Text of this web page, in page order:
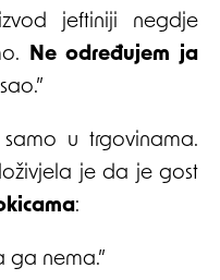
jeftiniji negdje
Ne određujem ja
u trgovinama.
je da je gost
:
ga nema.”